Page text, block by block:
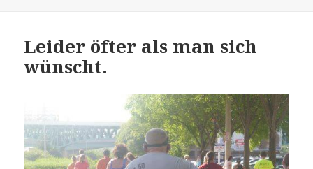
Leider öfter als man sich
wünscht.